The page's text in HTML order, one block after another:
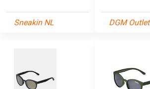
Sneakin NL DGM Outlet